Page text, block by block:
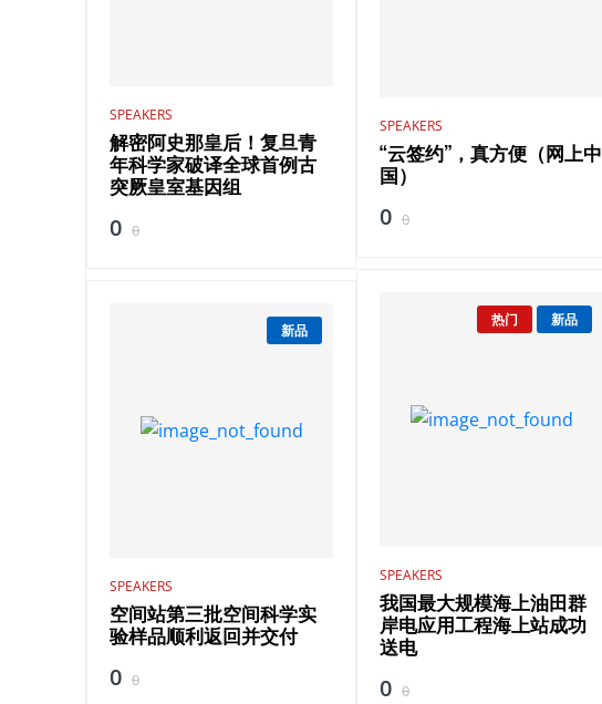
SPEAKERS
解密阿史那皇后！复旦青
年科学家破译全球首例古
突厥皇室基因组
0 0
SPEAKERS
“云签约”，真方便（网上中
国）
0 0
新品
SPEAKERS
空间站第三批空间科学实
验样品顺利返回并交付
0 0
热门 新品
SPEAKERS
我国最大规模海上油田群
岸电应用工程海上站成功
送电
0 0